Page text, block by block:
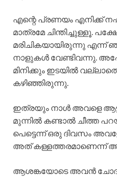
എന്റെ പ്രണയം എനിക്ക്
മാത്രമേ ചിന്തിച്ചുള്ളൂ.
മരിചികയായിരുന്നു എന്ന്
നാളുകൾ വേണ്ടിവന്നു.
മിനിക്കും ഇടയിൽ
കഴിഞ്ഞിരുന്നു.
ഇത്രയും നാൾ അവളെ
മുന്നിൽ കണ്ടാൽ ചീത്ത
പെട്ടെന്ന് ഒരു ദിവസം
അത് കള്ളത്തരമാണെന്ന്
ആശങ്കയോടെ അവൻ